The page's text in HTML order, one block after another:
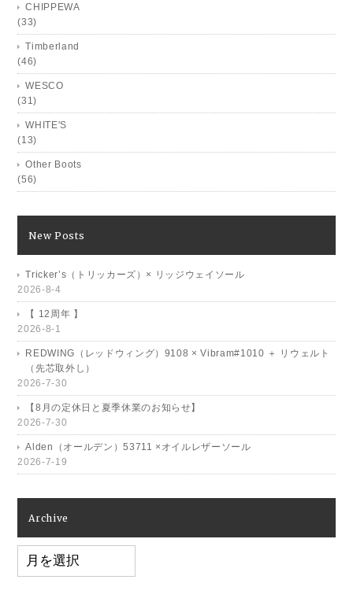
CHIPPEWA
(33)
Timberland
(46)
WESCO
(31)
WHITE'S
(13)
Other Boots
(56)
New Posts
Tricker’s（トリッカーズ）× リッジウェイソール
2026-8-4
【 12周年 】
2026-8-1
REDWING（レッドウィング）9108 × Vibram#1010 ＋ リウェルト
（先芯取外し）
2026-7-30
【8月の定休日と夏季休業のお知らせ】
2026-7-30
Alden（オールデン）53711 ×オイルレザーソール
2026-7-19
Archive
Archive